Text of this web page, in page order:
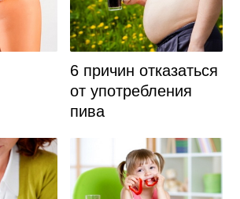
6 причин отказаться
от употребления
пива